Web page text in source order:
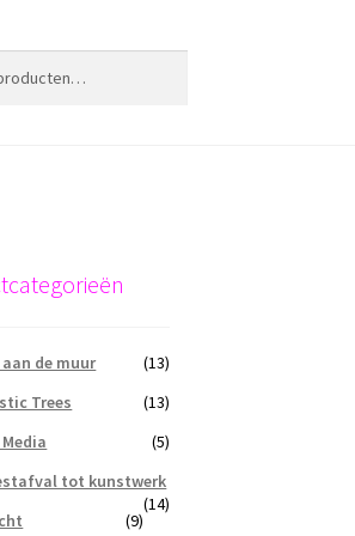
de muur
(13)
Trees
(13)
(5)
tot kunstwerk
(14)
(9)